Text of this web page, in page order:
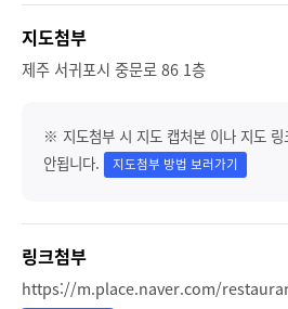
지도첨부
제주 서귀포시 중문로 86 1층
※ 지도첨부 시 지도 캡처본 이나 지도 링
안됩니다.
지도첨부 방법 보러가기
링크첨부
https://m.place.naver.com/